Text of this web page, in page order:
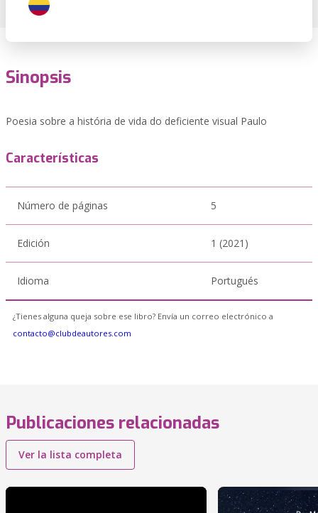
Sinopsis
Poesia sobre a história de vida do deficiente visual Paulo
Características
Número de páginas 5
Edición 1 (2021)
Idioma Portugués
¿Tienes alguna queja sobre ese libro? Envía un correo electrónico a
contacto@clubdeautores.com
Publicaciones relacionadas
Ver la lista completa